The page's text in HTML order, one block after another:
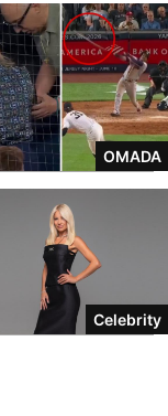
OMADA
Celebrity